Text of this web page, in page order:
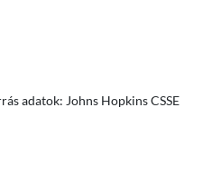
adatok: Johns Hopkins CSSE